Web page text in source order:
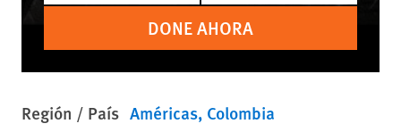
DONE AHORA
Región / País Américas Colombia